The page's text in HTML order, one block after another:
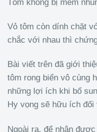
Tôm không bị mềm
Vỏ tôm còn dính chặt
chắc với nhau thì
Bài viết trên đã giới
tôm rong biển vô cùng
những lợi ích khi bổ
Hy vọng sẽ hữu ích
Ngoài ra, để nhận